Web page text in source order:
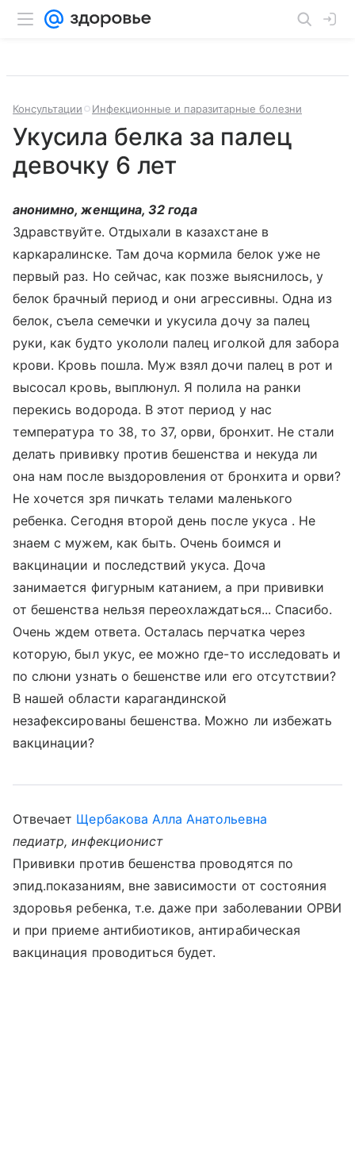
Консультации Инфекционные и паразитарные болезни
Укусила белка за палец
девочку 6 лет
анонимно, женщина, 32 года
Здравствуйте. Отдыхали в казахстане в
каркаралинске. Там доча кормила белок уже не
первый раз. Но сейчас, как позже выяснилось, у
белок брачный период и они агрессивны. Одна из
белок, съела семечки и укусила дочу за палец
руки, как будто укололи палец иголкой для забора
крови. Кровь пошла. Муж взял дочи палец в рот и
высосал кровь, выплюнул. Я полила на ранки
перекись водорода. В этот период у нас
температура то 38, то 37, орви, бронхит. Не стали
делать прививку против бешенства и некуда ли
она нам после выздоровления от бронхита и орви?
Не хочется зря пичкать телами маленького
ребенка. Сегодня второй день после укуса . Не
знаем с мужем, как быть. Очень боимся и
вакцинации и последствий укуса. Доча
занимается фигурным катанием, а при прививки
от бешенства нельзя переохлаждаться... Спасибо.
Очень ждем ответа. Осталась перчатка через
которую, был укус, ее можно где-то исследовать и
по слюни узнать о бешенстве или его отсутствии?
В нашей области карагандинской
незафексированы бешенства. Можно ли избежать
вакцинации?
Отвечает Щербакова Алла Анатольевна
педиатр, инфекционист
Прививки против бешенства проводятся по
эпид.показаниям, вне зависимости от состояния
здоровья ребенка, т.е. даже при заболевании ОРВИ
и при приеме антибиотиков, антирабическая
вакцинация проводиться будет.